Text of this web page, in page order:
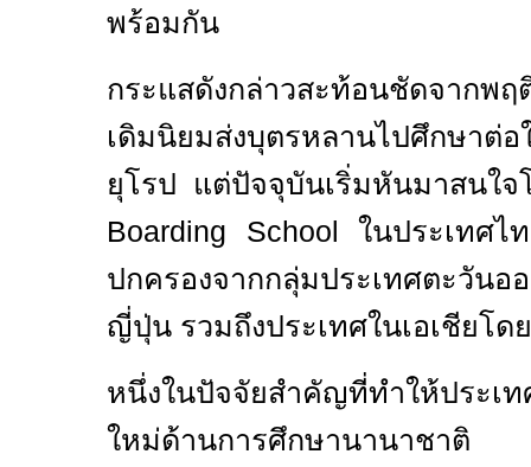
พร้อมกัน
กระแสดังกล่าวสะท้อนชัดจากพฤ
เดิมนิยมส่งบุตรหลานไปศึกษาต่
ยุโรป แต่ปัจจุบันเริ่มหันมาสนใจ
Boarding Schoolในประเทศไ
ปกครองจากกลุ่มประเทศตะวันอ
ญี่ปุ่น รวมถึงประเทศในเอเชียโด
หนึ่งในปัจจัยสำคัญที่ทำให้ประเท
ใหม่ด้านการศึกษานานาชา